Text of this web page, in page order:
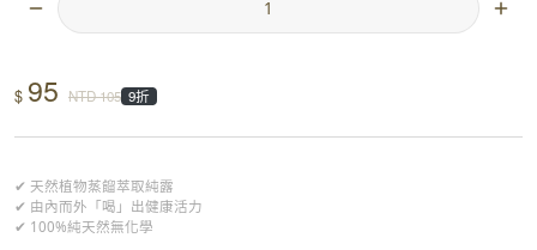
$ 95 NTD105 9折
✔ 天然植物蒸餾萃取純露
✔ 由內而外「喝」出健康活力
✔ 100%純天然無化學